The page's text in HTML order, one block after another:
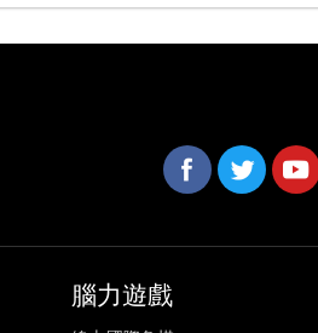
腦力遊戲